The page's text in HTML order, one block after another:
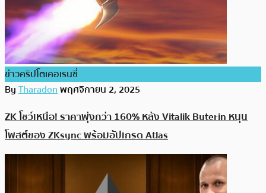
ข่าวคริปโตเคอเรนซี่
ByTharadonพฤศจิกายน 2, 2025
ZK โชว์เหนือ! ราคาพุ่งกว่า 160% หลัง Vitalik Buterin หนุน
โพสต์ของ ZKsync พร้อมอัปเกรด Atlas